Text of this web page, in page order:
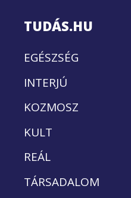
TUDÁS.HU
EGÉSZSÉG
INTERJÚ
KOZMOSZ
KULT
REÁL
TÁRSADALOM